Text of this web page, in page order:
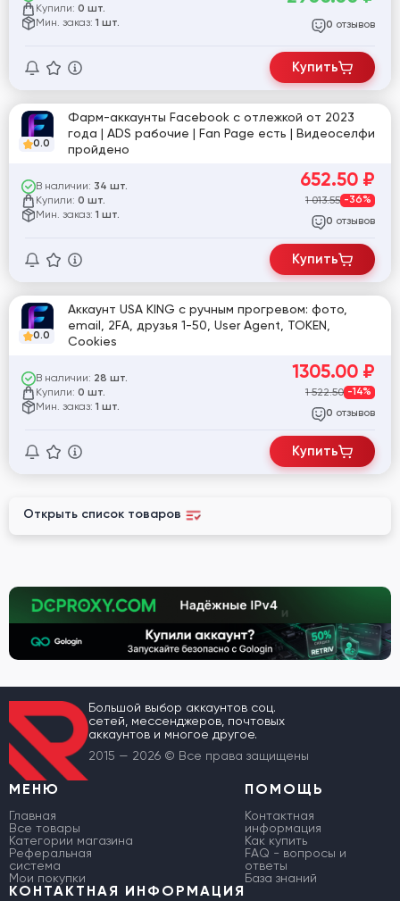
Купили: 0 шт.
Мин. заказ: 1 шт. 0 отзывов
Купить
0.0
Фарм-аккаунты Facebook с отлежкой от 2023
года | ADS рабочие | Fan Page есть | Видеоселфи
пройдено
В наличии: 34 шт.
Купили: 0 шт.
Мин. заказ: 1 шт.
652.50 ₽
1 013.55 -36%
0 отзывов
Купить
0.0
Аккаунт USA KING с ручным прогревом: фото,
email, 2FA, друзья 1-50, User Agent, TOKEN,
Cookies
В наличии: 28 шт.
Купили: 0 шт.
Мин. заказ: 1 шт.
1305.00 ₽
1 522.50 -14%
0 отзывов
Купить
Открыть список товаров
Большой выбор аккаунтов соц.
сетей, мессенджеров, почтовых
аккаунтов и многое другое.
2015 — 2026 © Все права защищены
МЕНЮ
Главная
Все товары
Категории магазина
Реферальная
система
Мои покупки
ПОМОЩЬ
Контактная
информация
Как купить
FAQ - вопросы и
ответы
База знаний
КОНТАКТНАЯ ИНФОРМАЦИЯ